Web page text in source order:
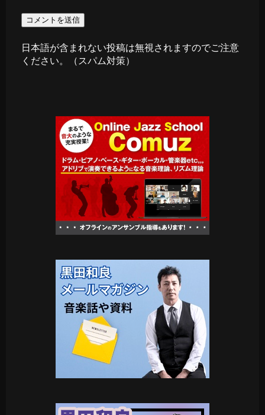
日本語が含まれない投稿は無視されますのでご注意
ください。（スパム対策）